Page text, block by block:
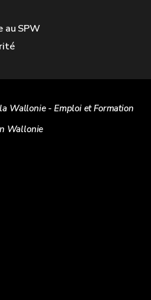
au SPW
Wallonie - Emploi et Formation
Wallonie